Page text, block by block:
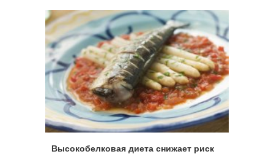
Высокобелковая диета снижает риск